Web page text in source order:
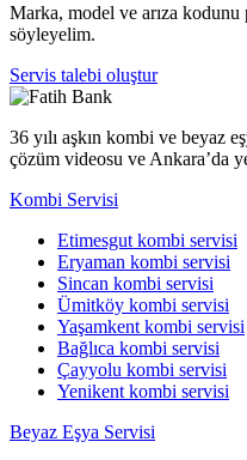
Marka, model ve arıza kodunu
söyleyelim.
Servis talebi oluştur
36 yılı aşkın kombi ve beyaz
çözüm videosu ve Ankara’da
Kombi Servisi
Etimesgut kombi servisi
Eryaman kombi servisi
Sincan kombi servisi
Ümitköy kombi servisi
Yaşamkent kombi servisi
Bağlıca kombi servisi
Çayyolu kombi servisi
Yenikent kombi servisi
Beyaz Eşya Servisi